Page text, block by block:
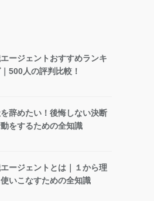
ージェントおすすめランキ
500人の評判比較！
辞めたい！後悔しない決断
をするための全知識
ージェントとは｜１から理
いこなすための全知識